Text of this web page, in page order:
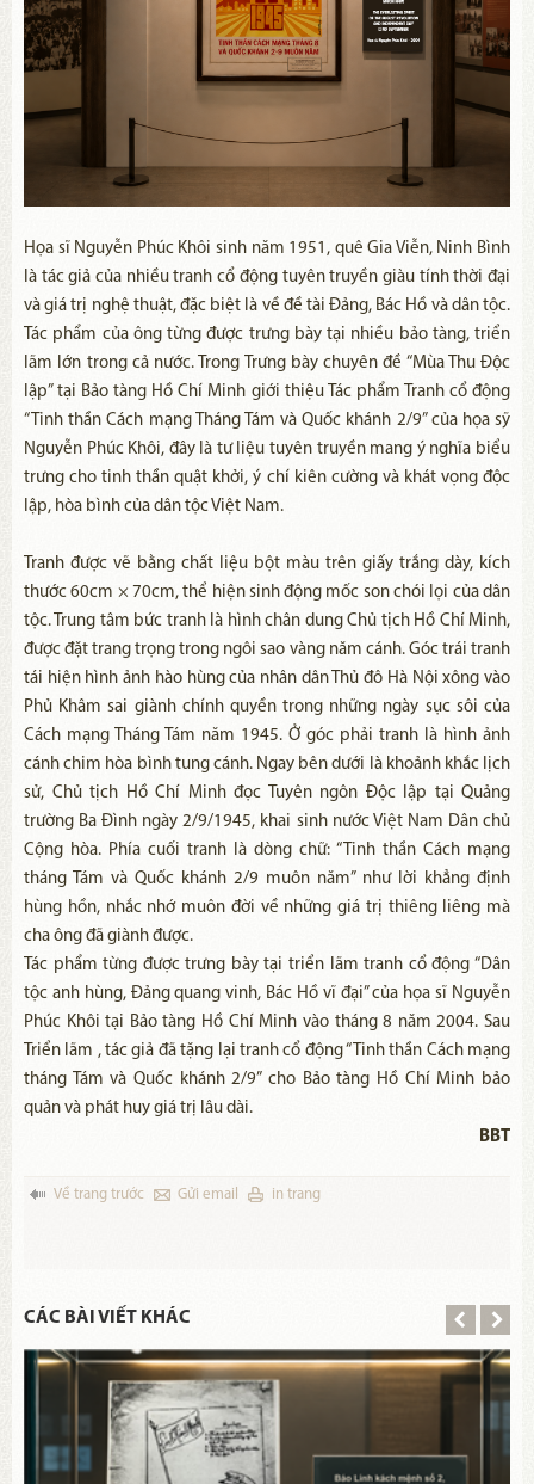
Họa sĩ Nguyễn Phúc Khôi sinh năm 1951, quê Gia Viễn, Ninh Bình
là tác giả của nhiều tranh cổ động tuyên truyền giàu tính thời đại
và giá trị nghệ thuật, đặc biệt là về đề tài Đảng, Bác Hồ và dân tộc.
Tác phẩm của ông từng được trưng bày tại nhiều bảo tàng, triển
lãm lớn trong cả nước. Trong Trưng bày chuyên đề “Mùa Thu Độc
lập” tại Bảo tàng Hồ Chí Minh giới thiệu Tác phẩm Tranh cổ động
“Tinh thần Cách mạng Tháng Tám và Quốc khánh 2/9” của họa sỹ
Nguyễn Phúc Khôi, đây là tư liệu tuyên truyền mang ý nghĩa biểu
trưng cho tinh thần quật khởi, ý chí kiên cường và khát vọng độc
lập, hòa bình của dân tộc Việt Nam.
Tranh được vẽ bằng chất liệu bột màu trên giấy trắng dày, kích
thước 60cm × 70cm, thể hiện sinh động mốc son chói lọi của dân
tộc. Trung tâm bức tranh là hình chân dung Chủ tịch Hồ Chí Minh,
được đặt trang trọng trong ngôi sao vàng năm cánh. Góc trái tranh
tái hiện hình ảnh hào hùng của nhân dân Thủ đô Hà Nội xông vào
Phủ Khâm sai giành chính quyền trong những ngày sục sôi của
Cách mạng Tháng Tám năm 1945. Ở góc phải tranh là hình ảnh
cánh chim hòa bình tung cánh. Ngay bên dưới là khoảnh khắc lịch
sử, Chủ tịch Hồ Chí Minh đọc Tuyên ngôn Độc lập tại Quảng
trường Ba Đình ngày 2/9/1945, khai sinh nước Việt Nam Dân chủ
Cộng hòa. Phía cuối tranh là dòng chữ: “Tinh thần Cách mạng
tháng Tám và Quốc khánh 2/9 muôn năm” như lời khẳng định
hùng hồn, nhắc nhớ muôn đời về những giá trị thiêng liêng mà
cha ông đã giành được.
Tác phẩm từng được trưng bày tại triển lãm tranh cổ động “Dân
tộc anh hùng, Đảng quang vinh, Bác Hồ vĩ đại” của họa sĩ Nguyễn
Phúc Khôi tại Bảo tàng Hồ Chí Minh vào tháng 8 năm 2004. Sau
Triển lãm , tác giả đã tặng lại tranh cổ động “Tinh thần Cách mạng
tháng Tám và Quốc khánh 2/9” cho Bảo tàng Hồ Chí Minh bảo
quản và phát huy giá trị lâu dài.
BBT
Về trang trước Gửi email in trang
CÁC BÀI VIẾT KHÁC